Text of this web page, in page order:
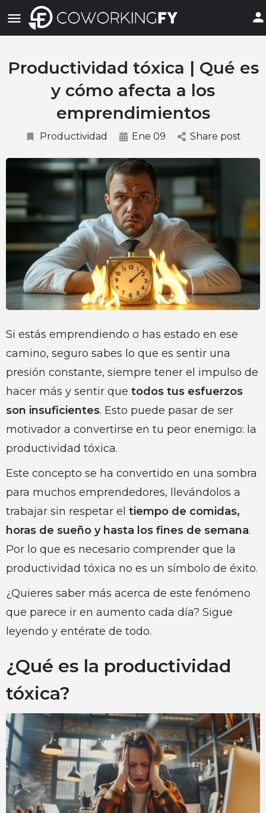
Productividad tóxica | Qué es
y cómo afecta a los
emprendimientos
Productividad Ene 09 Share post
Si estás emprendiendo o has estado en ese
camino, seguro sabes lo que es sentir una
presión constante, siempre tener el impulso de
hacer más y sentir que todos tus esfuerzos
son insuficientes. Esto puede pasar de ser
motivador a convertirse en tu peor enemigo: la
productividad tóxica.
Este concepto se ha convertido en una sombra
para muchos emprendedores, llevándolos a
trabajar sin respetar el tiempo de comidas,
horas de sueño y hasta los fines de semana.
Por lo que es necesario comprender que la
productividad tóxica no es un símbolo de éxito.
¿Quieres saber más acerca de este fenómeno
que parece ir en aumento cada día? Sigue
leyendo y entérate de todo.
¿Qué es la productividad
tóxica?